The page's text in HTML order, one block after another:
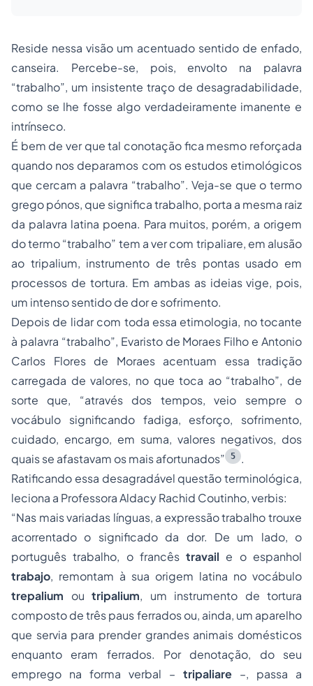
Reside nessa visão um acentuado sentido de enfado,
canseira. Percebe-se, pois, envolto na palavra
“trabalho”, um insistente traço de desagradabilidade,
como se lhe fosse algo verdadeiramente imanente e
intrínseco.
É bem de ver que tal conotação fica mesmo reforçada
quando nos deparamos com os estudos etimológicos
que cercam a palavra “trabalho”. Veja-se que o termo
grego pónos, que significa trabalho, porta a mesma raiz
da palavra latina poena. Para muitos, porém, a origem
do termo “trabalho” tem a ver com tripaliare, em alusão
ao tripalium, instrumento de três pontas usado em
processos de tortura. Em ambas as ideias vige, pois,
um intenso sentido de dor e sofrimento.
Depois de lidar com toda essa etimologia, no tocante
à palavra “trabalho”, Evaristo de Moraes Filho e Antonio
Carlos Flores de Moraes acentuam essa tradição
carregada de valores, no que toca ao “trabalho”, de
sorte que, “através dos tempos, veio sempre o
vocábulo significando fadiga, esforço, sofrimento,
cuidado, encargo, em suma, valores negativos, dos
quais se afastavam os mais afortunados”
5
.
Ratificando essa desagradável questão terminológica,
leciona a Professora Aldacy Rachid Coutinho, verbis:
“Nas mais variadas línguas, a expressão trabalho trouxe
acorrentado o significado da dor. De um lado, o
português trabalho, o francêstravail e o espanhol
trabajo, remontam à sua origem latina no vocábulo
trepalium ou tripalium, um instrumento de tortura
composto de três paus ferrados ou, ainda, um aparelho
que servia para prender grandes animais domésticos
enquanto eram ferrados. Por denotação, do seu
emprego na forma verbal – tripaliare –, passa a